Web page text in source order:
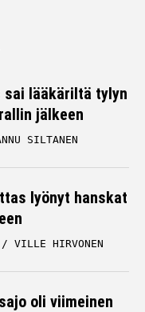
sai lääkäriltä tylyn
jälkeen
SILTANEN
lyönyt hanskat
VILLE HIRVONEN
oli viimeinen